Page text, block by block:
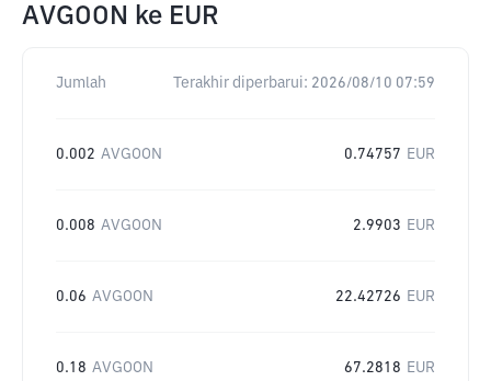
AVGOON ke EUR
Jumlah Terakhir diperbarui: 2026/08/10 07:59
0.002 AVGOON 0.74757 EUR
0.008 AVGOON 2.9903 EUR
0.06 AVGOON 22.42726 EUR
0.18 AVGOON 67.2818 EUR